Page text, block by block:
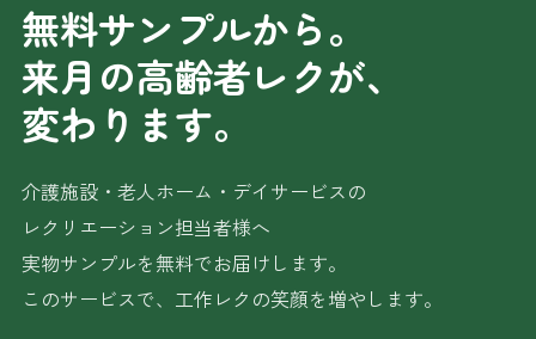
無料サンプルから。
来月の高齢者レクが、
変わります。
介護施設・老人ホーム・デイサービスの
レクリエーション担当者様へ
実物サンプルを無料でお届けします。
このサービスで、工作レクの笑顔を増やします。